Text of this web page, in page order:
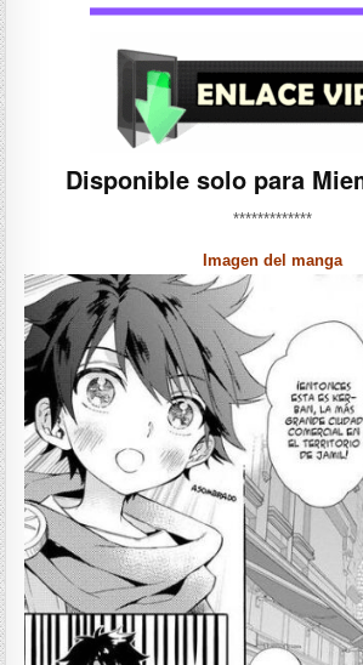
Disponible solo para
*************
Imagen del manga